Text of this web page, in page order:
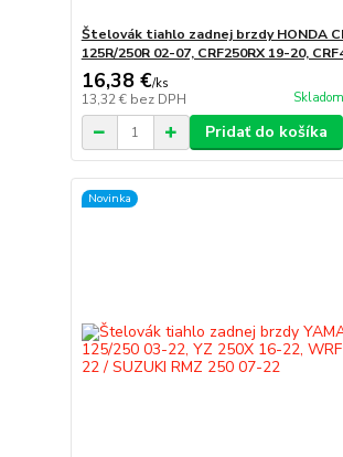
Štelovák tiahlo zadnej brzdy HONDA
125R/250R 02-07, CRF250RX 19-20,
16,38 €/ks
13,32 € bez DPH
Pridať do košíka
Novinka